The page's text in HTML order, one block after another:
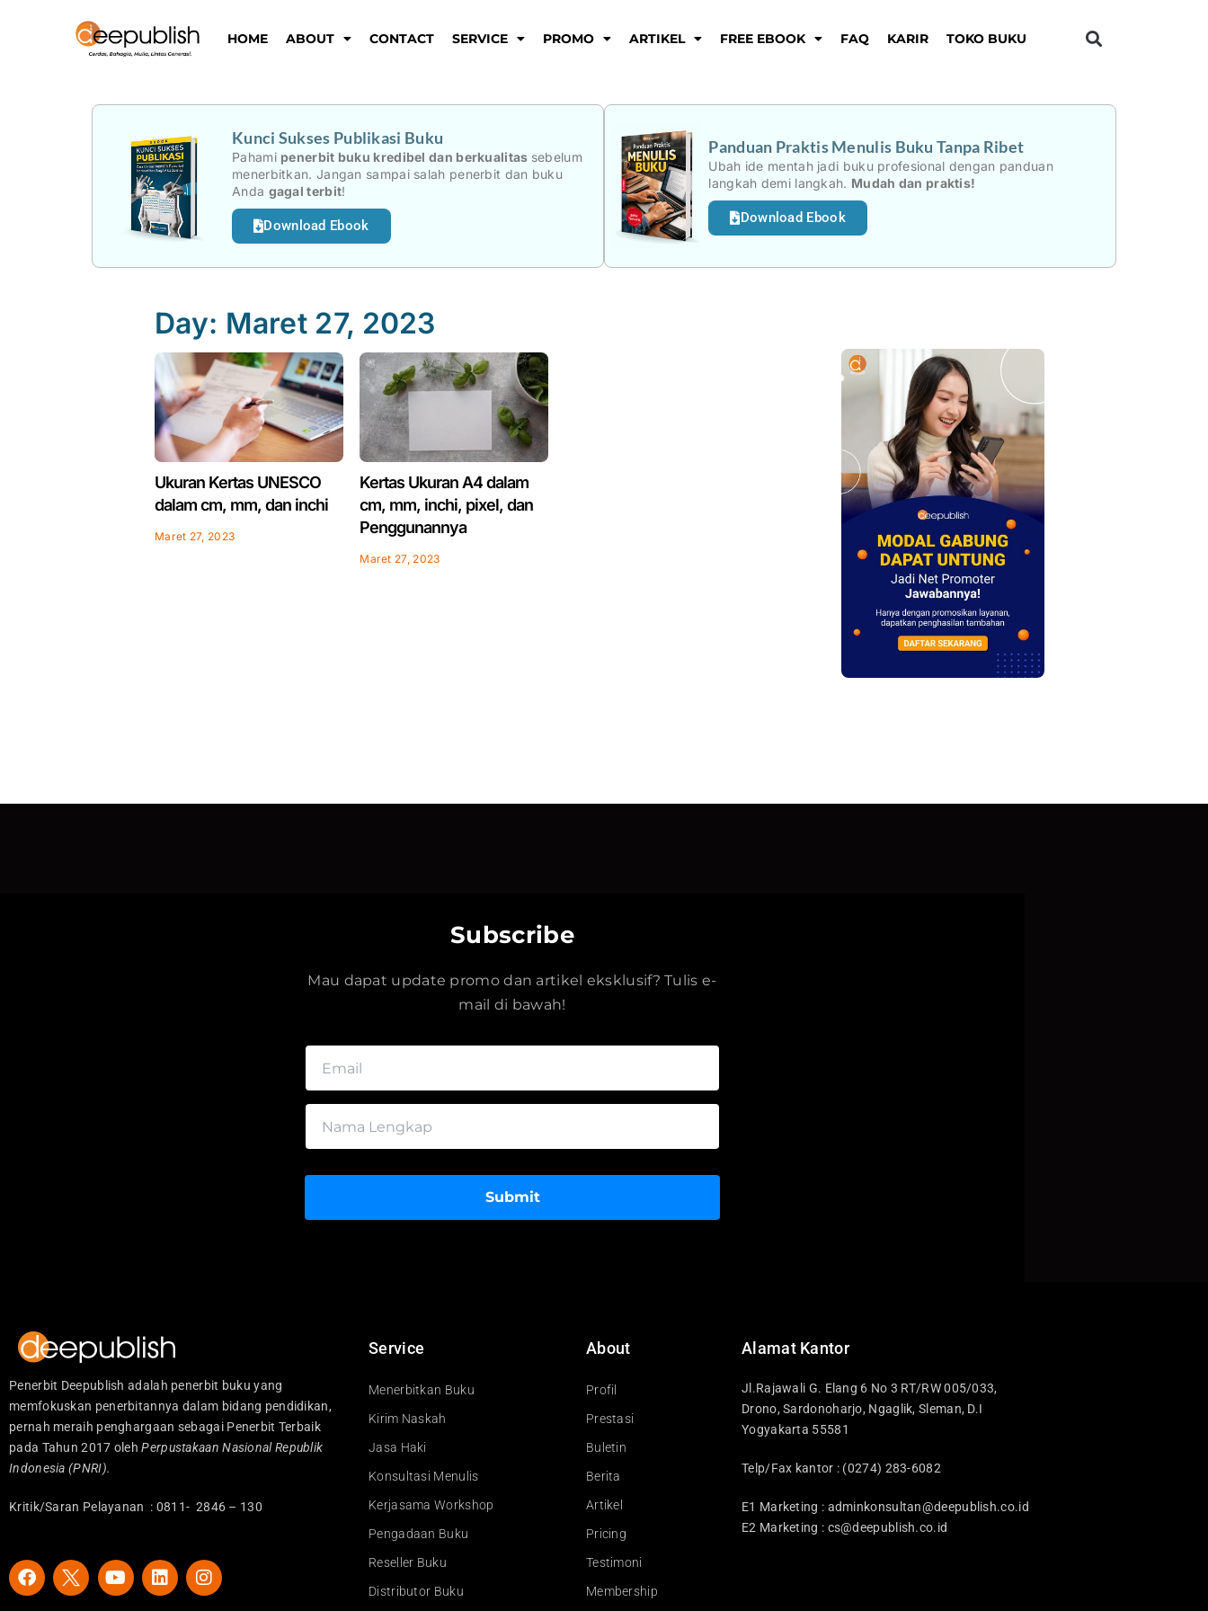
HOME ABOUT CONTACT SERVICE PROMO ARTIKEL FREE EBOOK FAQ KARIR TOKO BUKU
Kunci Sukses Publikasi Buku
Pahami penerbit buku kredibel dan berkualitas sebelum
menerbitkan. Jangan sampai salah penerbit dan buku
Anda gagal terbit!
Download Ebook
Panduan Praktis Menulis Buku Tanpa Ribet
Ubah ide mentah jadi buku profesional dengan panduan
langkah demi langkah. Mudah dan praktis!
Download Ebook
Day: Maret 27, 2023
Ukuran Kertas UNESCO
dalam cm, mm, dan inchi
Maret 27, 2023
Kertas Ukuran A4 dalam
cm, mm, inchi, pixel, dan
Penggunannya
Maret 27, 2023
Subscribe
Mau dapat update promo dan artikel eksklusif? Tulis e-
mail di bawah!
Submit
Penerbit Deepublish adalah penerbit buku yang
memfokuskan penerbitannya dalam bidang pendidikan,
pernah meraih penghargaan sebagai Penerbit Terbaik
pada Tahun 2017 olehPerpustakaan Nasional Republik
Indonesia (PNRI).
Kritik/Saran Pelayanan : 0811- 2846 – 130
F
a
Y
o
L
i
I
n
Service
Menerbitkan Buku
Kirim Naskah
Jasa Haki
Konsultasi Menulis
Kerjasama Workshop
Pengadaan Buku
Reseller Buku
Distributor Buku
About
Profil
Prestasi
Buletin
Berita
Artikel
Pricing
Testimoni
Membership
Alamat Kantor
Jl.Rajawali G. Elang 6 No 3 RT/RW 005/033,
Drono, Sardonoharjo, Ngaglik, Sleman, D.I
Yogyakarta 55581
Telp/Fax kantor : (0274) 283-6082
E1 Marketing : adminkonsultan@deepublish.co.id
E2 Marketing : cs@deepublish.co.id